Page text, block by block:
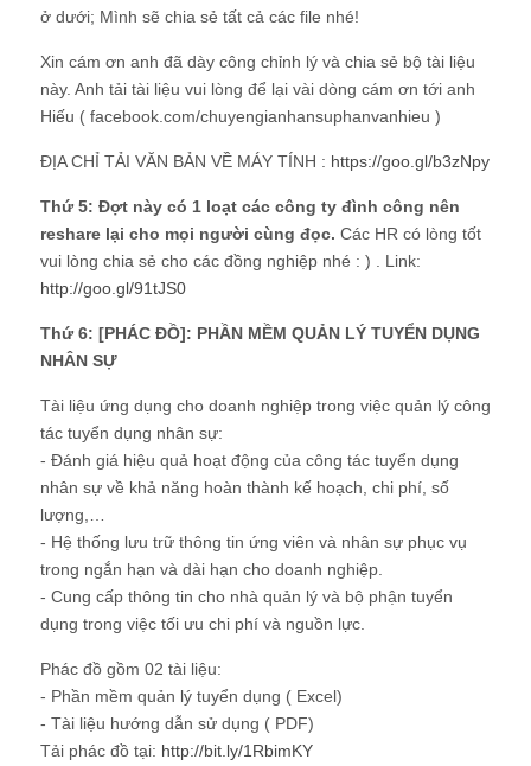
ở dưới; Mình sẽ chia sẻ tất cả các file nhé!
Xin cám ơn anh đã dày công chỉnh lý và chia sẻ bộ tài liệu
này. Anh tải tài liệu vui lòng để lại vài dòng cám ơn tới anh
Hiếu ( facebook.com/chuyengianhansuphanvanhieu )
ĐỊA CHỈ TẢI VĂN BẢN VỀ MÁY TÍNH : https://goo.gl/b3zNpy
Thứ 5: Đợt này có 1 loạt các công ty đình công nên
reshare lại cho mọi người cùng đọc. Các HR có lòng tốt
vui lòng chia sẻ cho các đồng nghiệp nhé : ) . Link:
http://goo.gl/91tJS0
Thứ 6: [PHÁC ĐỒ]: PHẦN MỀM QUẢN LÝ TUYỂN DỤNG
NHÂN SỰ
Tài liệu ứng dụng cho doanh nghiệp trong việc quản lý công
tác tuyển dụng nhân sự:
- Đánh giá hiệu quả hoạt động của công tác tuyển dụng
nhân sự về khả năng hoàn thành kế hoạch, chi phí, số
lượng,…
- Hệ thống lưu trữ thông tin ứng viên và nhân sự phục vụ
trong ngắn hạn và dài hạn cho doanh nghiệp.
- Cung cấp thông tin cho nhà quản lý và bộ phận tuyển
dụng trong việc tối ưu chi phí và nguồn lực.
Phác đồ gồm 02 tài liệu:
- Phần mềm quản lý tuyển dụng ( Excel)
- Tài liệu hướng dẫn sử dụng ( PDF)
Tải phác đồ tại: http://bit.ly/1RbimKY